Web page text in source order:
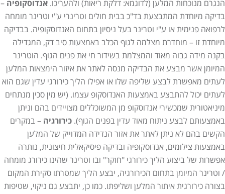
הנגרם מנוכחות המלען (לדוגמא: דלקת ריאות) ולהעריכו. אנדוסקופיה –
בדיקה מיוחדת המתבצעת בד"כ בבית חולים וטרינרי ע"י וטרינר מומחה
לרפואה פנימית או ע"י וטרינר בעל ניסיון בתחום האנדוסקופיה. בבדיקה
מיוחדת זו – מוחדרת מצלמה לגוף הכלב באמצעות סיב דק, המגדילה
בקנה מידה גבוה מאוד והמצלמת בשידור חי את פנים הגוף. הוטרינר
המיומן אשר מבצע את הבדיקה מנסה לאתר את איזור הימצאות המלען
לעתים מאפשרת לבצע שליפה שלו או אפילו הליך כירורגי עדין שגם הוא
לעתים יכול להתבצע באמצעות האנדוסקופ עצמו. (יש מין סכין מנתחים
מיניאטורית שמכשירי אנדוסקופ מן המשוכללים מצויידים בהם וניתן
באמצעותם לבצע ניתוח מאוד עדין בפנים הגוף). כירורגיה – במקרים
הקשים בהם לא ניתן לאתר את אזור הנדידה המדוייק של המלען
באמצעות צילומים, אנדוסקופיה ובדיקה פיסיקאלית חיצונית, נותרה
אפשרות של ביצוע הליך כירורגי "חוקר" ובו וטרינר שהינו כירורג מומחה
/ וטרינר המיומן בתחום הכירורגיה, יבצע הליך שמטרתו סקירת המקום
בצורה כירורגית איתור המלען ושליפתו. כמו כן, יתבצע גם ניקוי, שטיפות